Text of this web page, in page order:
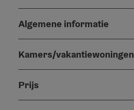
Algemene informatie
Kamers/vakantiewoningen
Prijs